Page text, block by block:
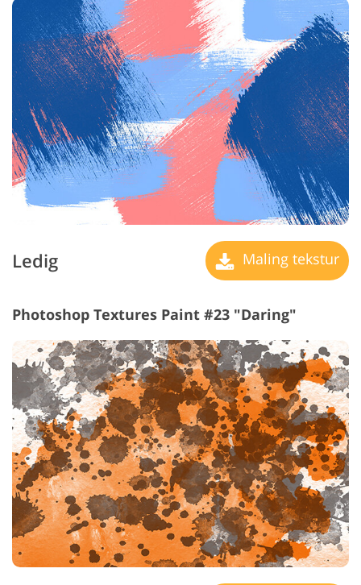
Ledig Maling tekstur
Photoshop Textures Paint #23 "Daring"